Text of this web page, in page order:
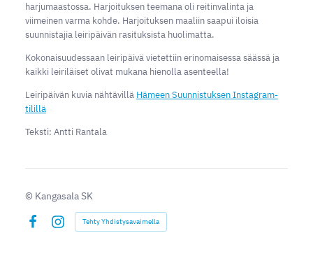
harjumaastossa. Harjoituksen teemana oli reitinvalinta ja
viimeinen varma kohde. Harjoituksen maaliin saapui iloisia
suunnistajia leiripäivän rasituksista huolimatta.
Kokonaisuudessaan leiripäivä vietettiin erinomaisessa säässä ja
kaikki leiriläiset olivat mukana hienolla asenteella!
Leiripäivän kuvia nähtävillä Hämeen Suunnistuksen Instagram-
tilillä
Teksti: Antti Rantala
© Kangasala SK
Instagram
Tehty Yhdistysavaimella